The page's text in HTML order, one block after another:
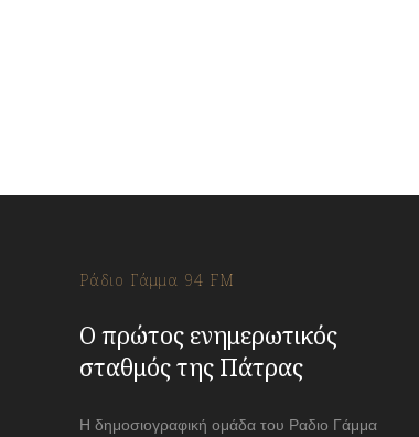
Ράδιο Γάμμα 94 FM
Ο πρώτος ενημερωτικός
σταθμός της Πάτρας
Η δημοσιογραφική ομάδα του Ραδιο Γάμμα